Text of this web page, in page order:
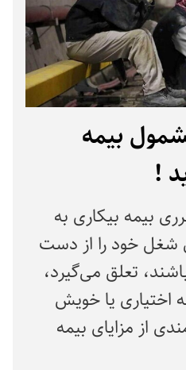
بیمه
!
بیمه بیکاری به
شغل خود را از دست
تعلق می‌گیرد،
اختیاری یا خویش
از مزایای بیمه